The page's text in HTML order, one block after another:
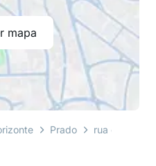
mapa
Prado rua dos